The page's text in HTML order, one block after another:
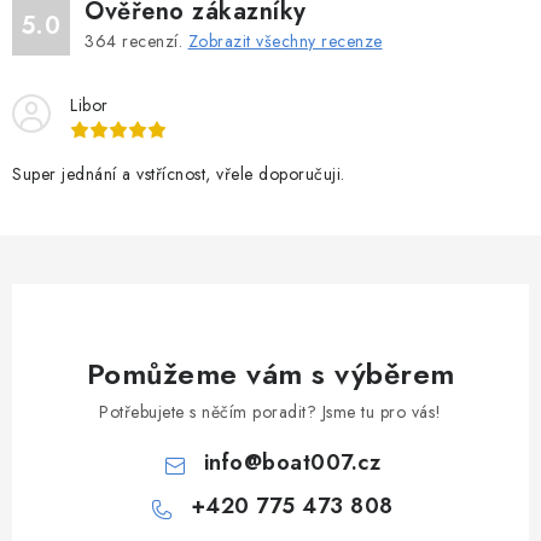
5.0 Ověřeno zákazníky
364 recenzí. Zobrazit všechny recenze
Libor
Super jednání a vstřícnost, vřele doporučuji.
Pomůžeme vám s výběrem
Potřebujete s něčím poradit? Jsme tu pro vás!
info@boat007.cz
+420 775 473 808